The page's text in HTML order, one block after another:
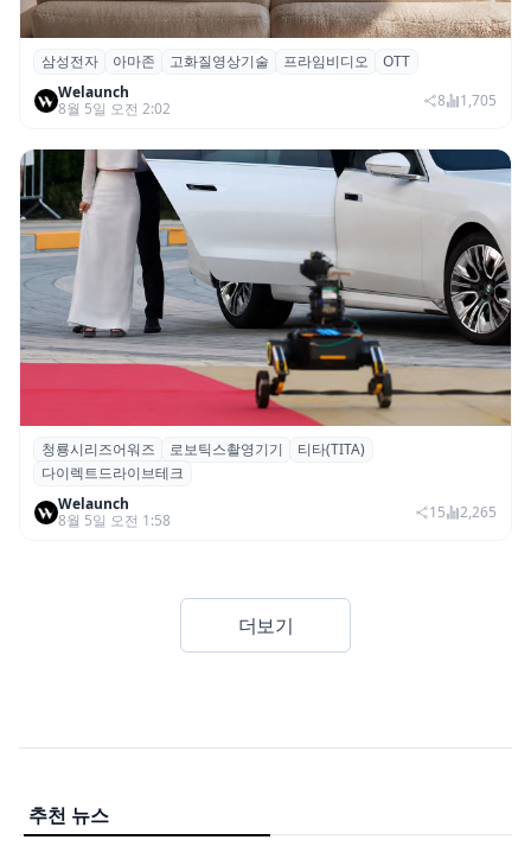
삼성전자·아마존, 프라임 비디오에 ‘HDR10+
어드밴스드’ 적용
삼성전자 아마존 고화질영상기술 프라임비디오
OTT
Welaunch
8월 5일 오전 2:02
8 1,705
청룡시리즈어워즈 레드카펫에 등장한 바퀴
형 이족 보행 로봇 ‘티타(TITA)’
청룡시리즈어워즈 로보틱스촬영기기
티타(TITA)
다이렉트드라이브테크
Welaunch
8월 5일 오전 1:58
15 2,265
더보기
추천 뉴스